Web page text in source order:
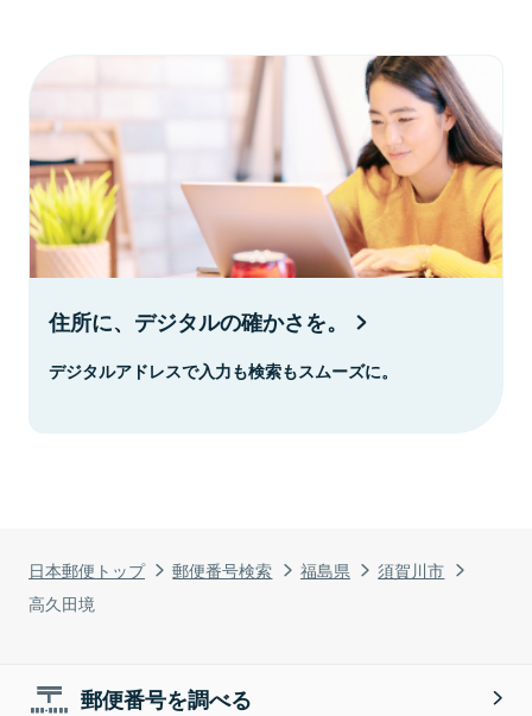
日本郵便トップ 郵便番号検索 福島県
須賀川市
高久田境
住所に、デジタルの確かさを。
デジタルアドレスで入力も検索もスムーズに。
郵便番号を調べる